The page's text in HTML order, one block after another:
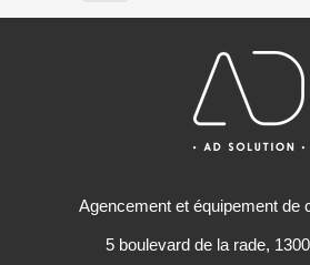
Agencement et équipement de
5 boulevard de la rade,